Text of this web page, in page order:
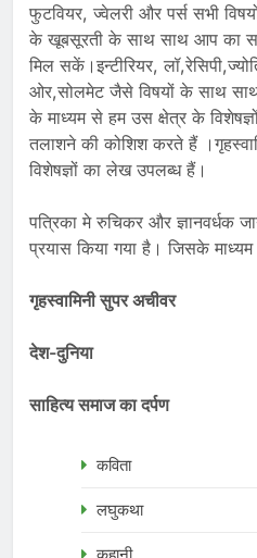
फुटवियर, ज्वेलरी और पर्स सभी
के खूबसूरती के साथ साथ आप का
मिल सकें।इन्टीरियर,
ओर,सोलमेट जैसे विषयों के साथ
के माध्यम से हम उस क्षेत्र के
तलाशने की कोशिश करते हैं
विशेषज्ञों का लेख उपलब्ध हैं।
पत्रिका मे रुचिकर और ज्ञानवर्धक
प्रयास किया गया है। जिसके
गृहस्वामिनी सुपर अचीवर
देश-दुनिया
साहित्य समाज का दर्पण
कविता
लघुकथा